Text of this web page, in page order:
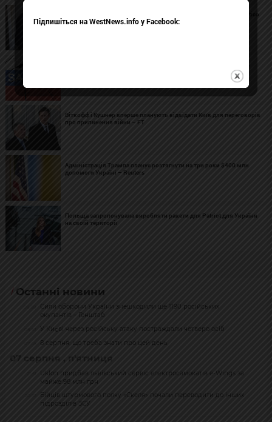
США відновили повний обмін розвідданими з Україною, – Politico
Віткофф і Кушнер вперше планують відвідати Київ для переговорів
про припинення війни – FT
Адміністрація Трампа планує розтягнути на три роки $400 млн
допомоги Україні – Reuters
Польща запропонувала виробляти ракети для Patriot для України
на своїй території
Останні новини
Сили оборони України знешкодили ще 1190 російських
окупантів – Генштаб
У Києві через російську атаку постраждали четверо осіб
8 серпня: що треба знати про цей день
07 серпня , п'ятниця
Uklon придбав львівський сервіс електросамокатів e-Wings за
майже 98 млн грн
Бійців штурмового полку «Скеля» почали переводити до інших
підрозділів ЗСУ
Підпишіться на WestNews.info у Facebook: